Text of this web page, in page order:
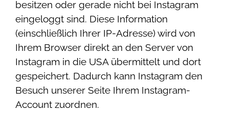
besitzen oder gerade nicht bei Instagram
eingeloggt sind. Diese Information
(einschließlich Ihrer IP-Adresse) wird von
Ihrem Browser direkt an den Server von
Instagram in die USA übermittelt und dort
gespeichert. Dadurch kann Instagram den
Besuch unserer Seite Ihrem Instagram-
Account zuordnen.